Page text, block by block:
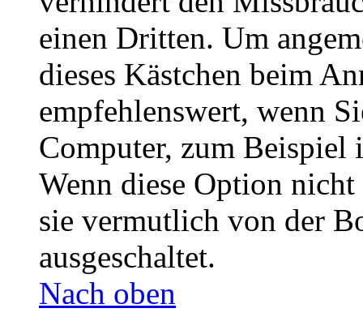
einen Dritten. Um
dieses Kästchen beim
empfehlenswert, wenn
Computer, zum Beispiel
Wenn diese Option
sie vermutlich von der
ausgeschaltet.
Nach oben